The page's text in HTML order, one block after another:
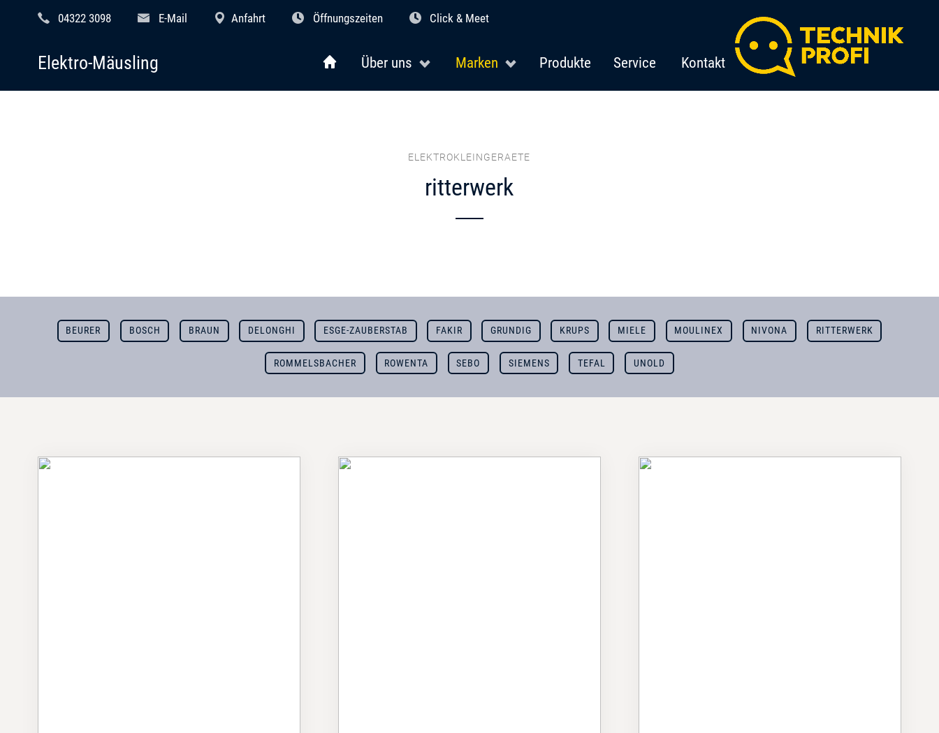
04322 3098 E-Mail Anfahrt Öffnungszeiten Click & Meet
Über uns Marken Produkte Service Kontakt
Elektro-Mäusling
ELEKTROKLEINGERAETE
ritterwerk
BEURER BOSCH BRAUN DELONGHI ESGE-ZAUBERSTAB FAKIR GRUNDIG KRUPS MIELE MOULINEX NIVONA RITTERWERK
ROMMELSBACHER ROWENTA SEBO SIEMENS TEFAL UNOLD